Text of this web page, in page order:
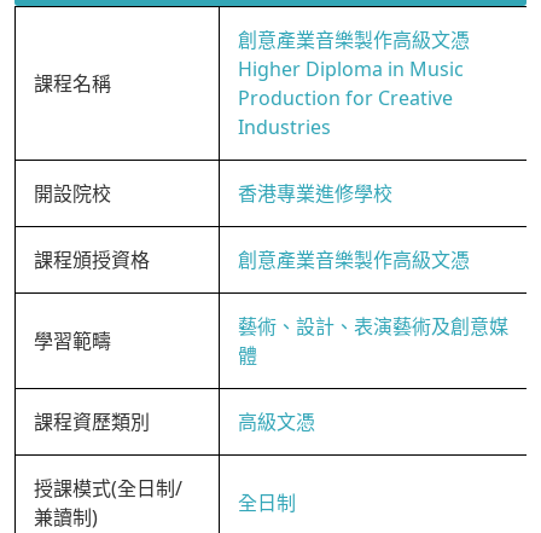
課程名稱
創意產業音樂製作高級文憑
Higher Diploma in Music
Production for Creative
Industries
開設院校 香港專業進修學校
課程頒授資格 創意產業音樂製作高級文憑
學習範疇
藝術、設計、表演藝術及創意媒
體
課程資歷類別 高級文憑
授課模式(全日制/
兼讀制)
全日制